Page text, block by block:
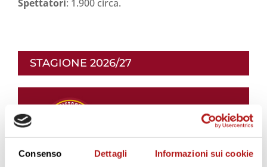
Consenso Dettagli Informazioni sui cookie
Spettatori: 1.900 circa.
STAGIONE 2026/27